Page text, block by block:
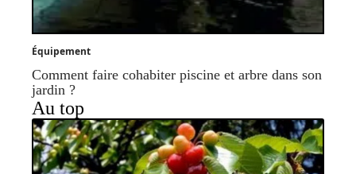
Équipement
Comment faire cohabiter piscine et arbre dans son
jardin ?
Au top